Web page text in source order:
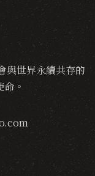
與世界永續共存的
。